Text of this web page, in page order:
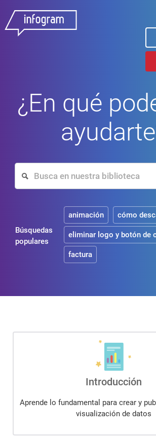
¿En qué
Búsquedas
populares
animación cómo
eliminar logo y botón de
factura
Introducción
Aprende lo fundamental para crear y
visualización de datos